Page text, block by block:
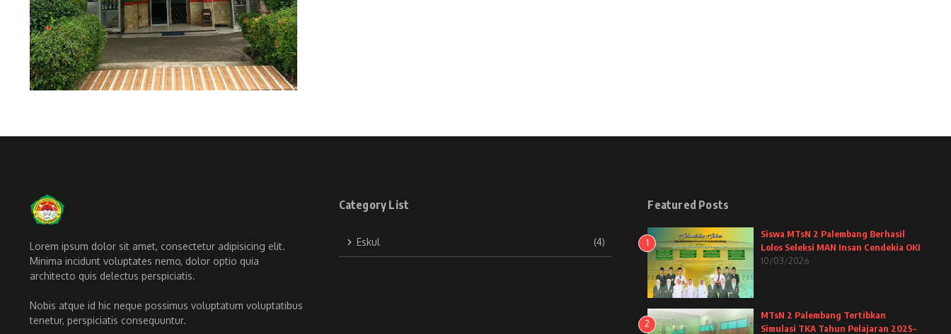
Lorem ipsum dolor sit amet, consectetur adipisicing elit.
Minima incidunt voluptates nemo, dolor optio quia
architecto quis delectus perspiciatis.
Nobis atque id hic neque possimus voluptatum voluptatibus
tenetur, perspiciatis consequuntur.
Category List
Eskul (4)
Featured Posts
1
Siswa MTsN 2 Palembang Berhasil
Lolos Seleksi MAN Insan Cendekia OKI
10/03/2026
2
MTsN 2 Palembang Tertibkan
Simulasi TKA Tahun Pelajaran 2025–